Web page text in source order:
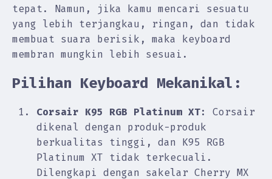
tepat. Namun, jika kamu mencari sesuatu
yang lebih terjangkau, ringan, dan tidak
membuat suara berisik, maka keyboard
membran mungkin lebih sesuai.
Pilihan Keyboard Mekanikal:
Corsair K95 RGB Platinum XT:
Corsair
dikenal dengan produk-produk
berkualitas tinggi, dan K95 RGB
Platinum XT tidak terkecuali.
Dilengkapi dengan sakelar Cherry MX